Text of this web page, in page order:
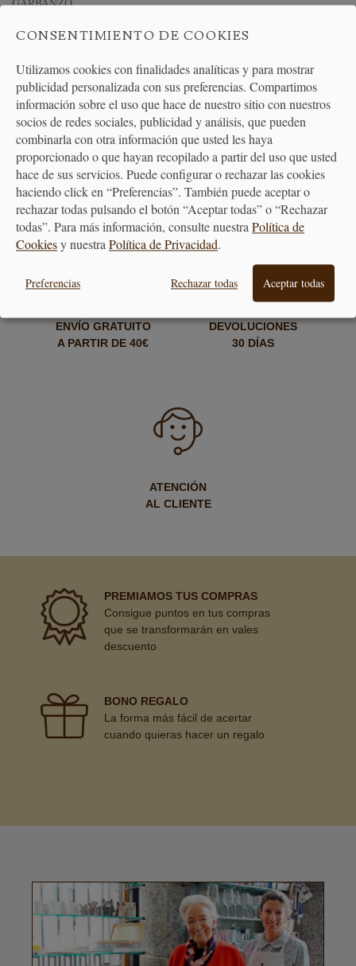
GARBANZO
PAGO
SEGURO
ENTREGA
24/48H
ENVÍO GRATUITO
A PARTIR DE 40€
DEVOLUCIONES
30 DÍAS
ATENCIÓN
AL CLIENTE
PREMIAMOS TUS COMPRAS
Consigue puntos en tus compras
que se transformarán en vales
descuento
BONO REGALO
La forma más fácil de acertar
cuando quieras hacer un regalo
CONSENTIMIENTO DE COOKIES
Utilizamos cookies con finalidades analíticas y para mostrar
publicidad personalizada con sus preferencias. Compartimos
información sobre el uso que hace de nuestro sitio con nuestros
socios de redes sociales, publicidad y análisis, que pueden
combinarla con otra información que usted les haya
proporcionado o que hayan recopilado a partir del uso que usted
hace de sus servicios. Puede configurar o rechazar las cookies
haciendo click en “Preferencias”. También puede aceptar o
rechazar todas pulsando el botón “Aceptar todas” o “Rechazar
todas”. Para más información, consulte nuestra Política de
Cookiesy nuestra Política de Privacidad.
Preferencias Rechazar todas Aceptar todas